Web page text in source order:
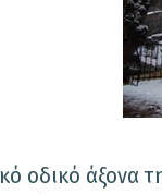
οδικό άξονα